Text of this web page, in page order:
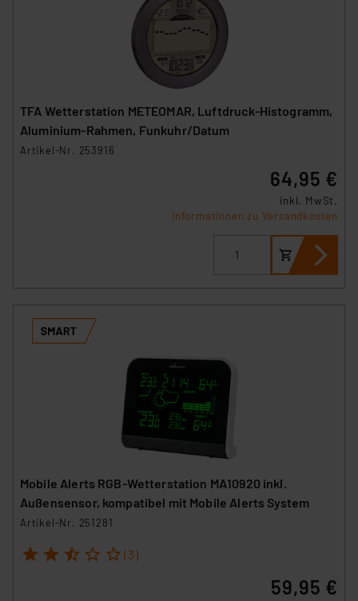
TFA Wetterstation METEOMAR, Luftdruck-Histogramm,
Aluminium-Rahmen, Funkuhr/Datum
Artikel-Nr. 253916
64,95 €
inkl. MwSt.
Informationen zu Versandkosten
Mobile Alerts RGB-Wetterstation MA10920 inkl.
Außensensor, kompatibel mit Mobile Alerts System
Artikel-Nr. 251281
1 2 3 4 5 (3)
59,95 €